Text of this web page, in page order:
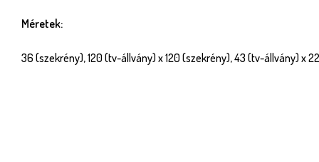
Méretek:
36 (szekrény), 120 (tv-állvány) x 120 (szekrény), 43 (tv-állvány) x